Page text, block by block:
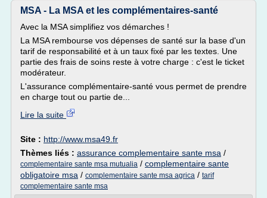
MSA - La MSA et les complémentaires-santé
Avec la MSA simplifiez vos démarches !
La MSA rembourse vos dépenses de santé sur la base d'un
tarif de responsabilité et à un taux fixé par les textes. Une
partie des frais de soins reste à votre charge : c'est le ticket
modérateur.
L'assurance complémentaire-santé vous permet de prendre
en charge tout ou partie de...
Lire la suite
Site : http://www.msa49.fr
Thèmes liés : assurance complementaire sante msa /
complementaire sante msa mutualia / complementaire sante
obligatoire msa / complementaire sante msa agrica / tarif
complementaire sante msa